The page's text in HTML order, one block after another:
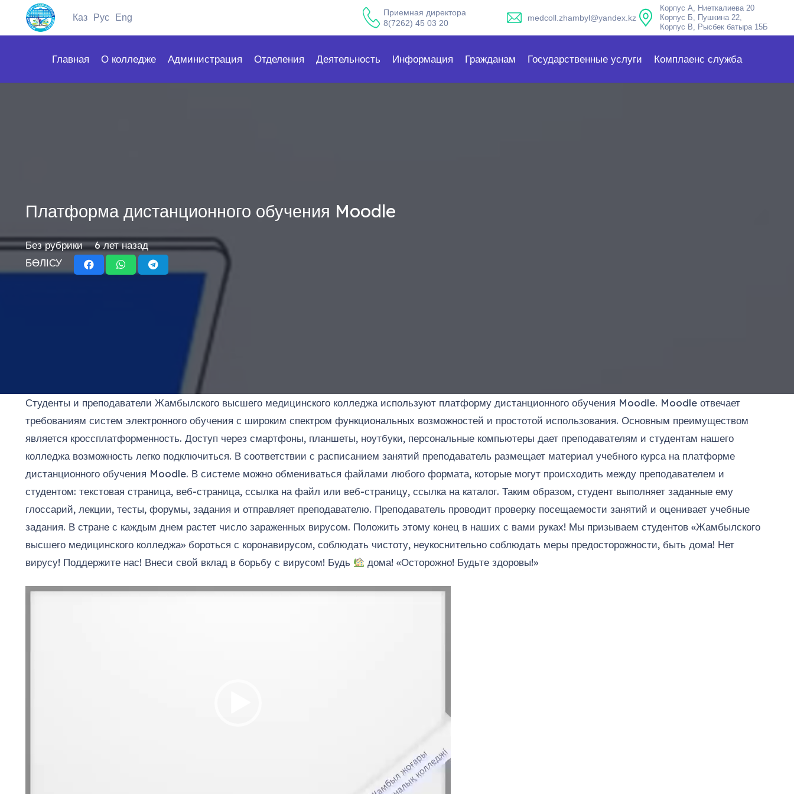
Каз Рус Eng
Приемная директора
8(7262) 45 03 20
medcoll.zhambyl@yandex.kz
Корпус А, Ниеткалиева 20
Корпус Б, Пушкина 22,
Корпус В, Рысбек батыра 15Б
Главная О колледже Администрация Отделения Деятельность Информация Гражданам Государственные услуги Комплаенс служба
Платформа дистанционного обучения Moodle
Без рубрики
6 лет назад
БӨЛІСУ
Студенты и преподаватели Жамбылского высшего медицинского колледжа используют платформу дистанционного обучения Moodle. Moodle отвечает
требованиям систем электронного обучения с широким спектром функциональных возможностей и простотой использования. Основным преимуществом
является кроссплатформенность. Доступ через смартфоны, планшеты, ноутбуки, персональные компьютеры дает преподавателям и студентам нашего
колледжа возможность легко подключиться. В соответствии с расписанием занятий преподаватель размещает материал учебного курса на платформе
дистанционного обучения Moodle. В системе можно обмениваться файлами любого формата, которые могут происходить между преподавателем и
студентом: текстовая страница, веб-страница, ссылка на файл или веб-страницу, ссылка на каталог. Таким образом, студент выполняет заданные ему
глоссарий, лекции, тесты, форумы, задания и отправляет преподавателю. Преподаватель проводит проверку посещаемости занятий и оценивает учебные
задания. В стране с каждым днем растет число зараженных вирусом. Положить этому конец в наших с вами руках! Мы призываем студентов «Жамбылского
высшего медицинского колледжа» бороться с коронавирусом, соблюдать чистоту, неукоснительно соблюдать меры предосторожности, быть дома! Нет
вирусу! Поддержите нас! Внеси свой вклад в борьбу с вирусом! Будь
дома! «Осторожно! Будьте здоровы!»
Видеоплеер